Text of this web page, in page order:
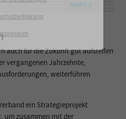
mehr
auch für die Zukunft gut aufstellen
vergangenen Jahrzehnte,
weiterführen
ein Strategieprojekt
um zusammen mit der